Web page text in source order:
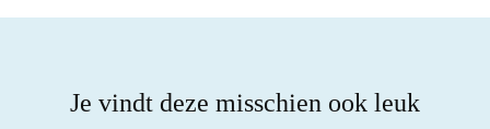
Je vindt deze misschien ook leuk